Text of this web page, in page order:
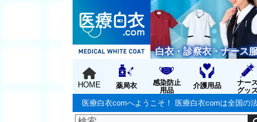
白衣・診察衣・ナース
HOME 薬局衣
感染防止
用品
介護用品
ナース
グッ
医療白衣comへようこそ！ 医療白衣comは全国の